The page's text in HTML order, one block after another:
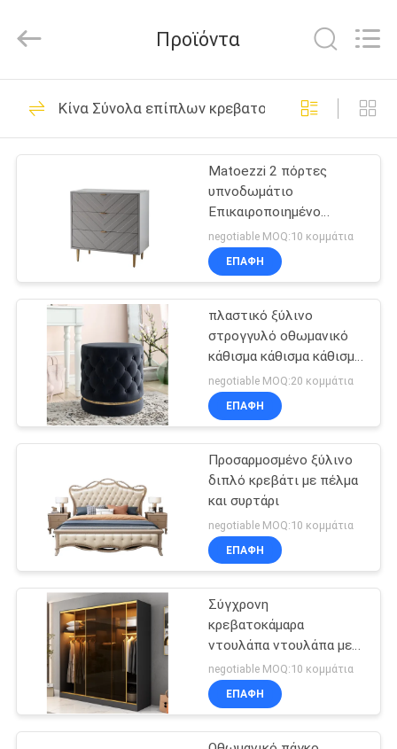
ΑΡΧΙΚΉ
ΣΕΛΊΔΑ
ΠΡΟΪΌΝΤΑ
ΒΊΝΤΕΟ
ΕΜΦΆΝΙΣΗ
ΣΧΕΤΙΚΆ
ΕΜΆΣ
ΓΎΡΟΣ
ΕΡΓΟΣΤΑΣΊΩΝ
ΕΠΑΦΉ
ΝΈΑ
ΌΛΕΣ
ΟΙ
Reserved.
Έπιπλα καθιστικού
61
Έπιπλα
τραπεζαρίας
21
makeup
ματαιοδοξία
49
Το σπίτι της
διαστημικής
19
Προϊόντα
Κίνα Σύνολα επίπλων κρεβατοκάμαρων
Matoezzi 2 πόρτες
υπνοδωμάτιο
Επικαιροποιημένο
ντουλάπι
negotiable MOQ:10 κομμάτια
ΕΠΑΦΉ
πλαστικό ξύλινο
στρογγυλό οθωμανικό
κάθισμα κάθισμα κάθισμα
Pouf
negotiable MOQ:20 κομμάτια
ΕΠΑΦΉ
Προσαρμοσμένο ξύλινο
διπλό κρεβάτι με πέλμα
και συρτάρι
negotiable MOQ:10 κομμάτια
ΕΠΑΦΉ
Σύγχρονη
κρεβατοκάμαρα
ντουλάπα ντουλάπα με
γυάλινες συρόμενες
πόρτες
negotiable MOQ:10 κομμάτια
ΕΠΑΦΉ